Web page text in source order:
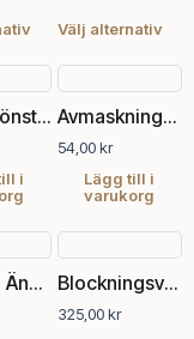
produktsidan
varianter.
kan
väljas
produktsidan
Välj alternativ
kan
ARV – Mönsterhäfte 3
i
Avmaskningsnålar
54,00kr
Lägg till i
varukorg
Bamboo Ändstickor set Blockningsvajer
325,00kr